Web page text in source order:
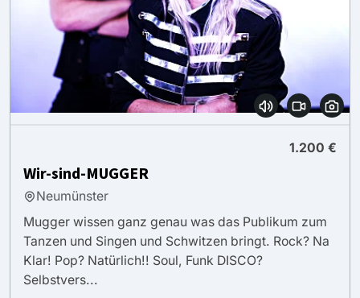
1.200 €
Wir-sind-MUGGER
Neumünster
Mugger wissen ganz genau was das Publikum zum
Tanzen und Singen und Schwitzen bringt. Rock? Na
Klar! Pop? Natürlich!! Soul, Funk DISCO?
Selbstvers...